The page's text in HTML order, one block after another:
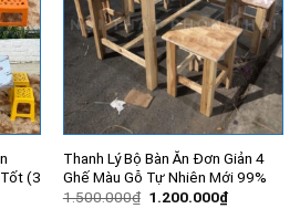
(3
Thanh Lý Bộ Bàn Ăn Đơn Giản 4
Ghế Màu Gỗ Tự Nhiên Mới 99%
1.500.000₫ Giá
1.200.000₫Giá
hiện